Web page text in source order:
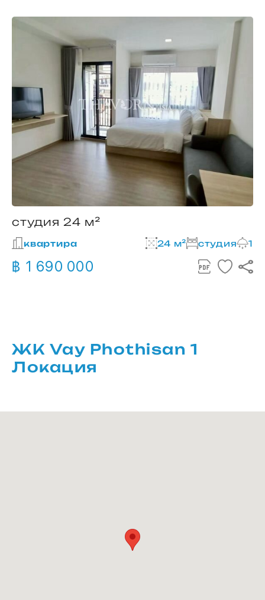
студия 24 м²
квартира 24 м² студия 1
฿ 1 690 000
ЖК Vay Phothisan 1
Локация